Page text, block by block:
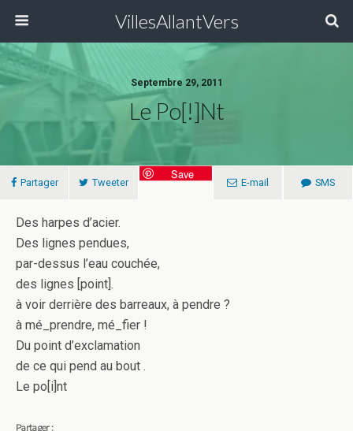
VillesAllantVers
Septembre 29, 2011
Le Po[!]nt
Partager Tweeter
Save
E-mail SMS
Des harpes d’acier.
Des lignes pendues,
par-dessus l’eau couchée,
des lignes [point].
à voir derrière des barreaux, à pendre ?
à mé_prendre, mé_fier !
Du point d’exclamation
de ce qui pend au bout .
Le po[i]nt
Partager :